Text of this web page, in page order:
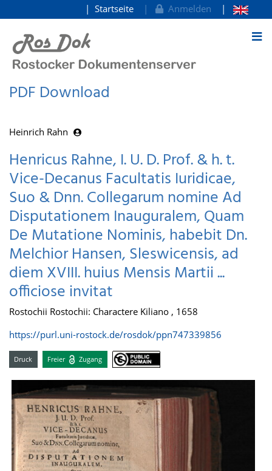
zum Inhalt
Startseite Anmelden
PDF Download
Heinrich Rahn
Henricus Rahne, I. U. D. Prof. & h. t.
Vice-Decanus Facultatis Iuridicae,
Suo & Dnn. Collegarum nomine Ad
Disputationem Inauguralem, Quam
De Mutatione Nominis, habebit Dn.
Melchior Hansen, Sleswicensis, ad
diem XVIII. huius Mensis Martii ...
officiose invitat
Rostochii Rostochii: Charactere Kiliano , 1658
https://purl.uni-rostock.de/rosdok/ppn747339856
Druck Freier Zugang